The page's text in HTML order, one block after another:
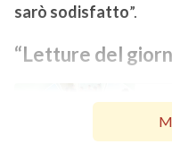
sarò sodisfatto”.
“Letture del